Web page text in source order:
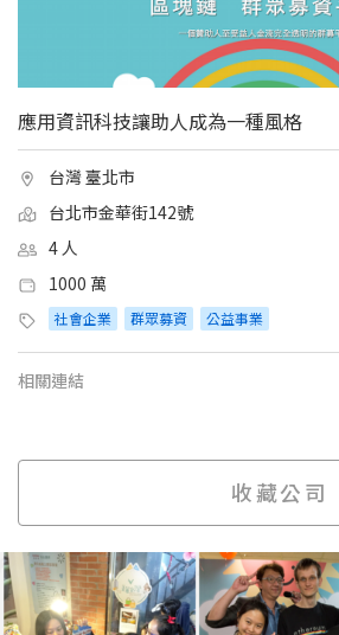
應用資訊科技讓助人成為一種風格
台灣 臺北市
台北市金華街142號
4 人
1000 萬
社會企業 群眾募資 公益事業
相關連結
收藏公司